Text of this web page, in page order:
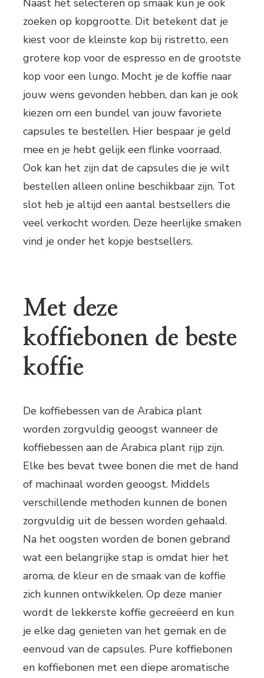
Naast het selecteren op smaak kun je ook
zoeken op kopgrootte. Dit betekent dat je
kiest voor de kleinste kop bij ristretto, een
grotere kop voor de espresso en de grootste
kop voor een lungo. Mocht je de koffie naar
jouw wens gevonden hebben, dan kan je ook
kiezen om een bundel van jouw favoriete
capsules te bestellen. Hier bespaar je geld
mee en je hebt gelijk een flinke voorraad.
Ook kan het zijn dat de capsules die je wilt
bestellen alleen online beschikbaar zijn. Tot
slot heb je altijd een aantal bestsellers die
veel verkocht worden. Deze heerlijke smaken
vind je onder het kopje bestsellers.
Met deze
koffiebonen de beste
koffie
De koffiebessen van de Arabica plant
worden zorgvuldig geoogst wanneer de
koffiebessen aan de Arabica plant rijp zijn.
Elke bes bevat twee bonen die met de hand
of machinaal worden geoogst. Middels
verschillende methoden kunnen de bonen
zorgvuldig uit de bessen worden gehaald.
Na het oogsten worden de bonen gebrand
wat een belangrijke stap is omdat hier het
aroma, de kleur en de smaak van de koffie
zich kunnen ontwikkelen. Op deze manier
wordt de lekkerste koffie gecreëerd en kun
je elke dag genieten van het gemak en de
eenvoud van de capsules. Pure koffiebonen
en koffiebonen met een diepe aromatische